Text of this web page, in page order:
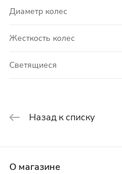
Диаметр колес
Жесткость колес
Светящиеся
Назад к списку
О магазине